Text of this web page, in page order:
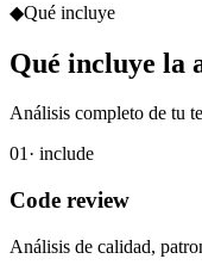
◆Qué incluye
Qué incluye la
Análisis completo de tu
01· include
Code review
Análisis de calidad,